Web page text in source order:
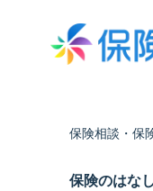
保険相談・保
保険のはなし